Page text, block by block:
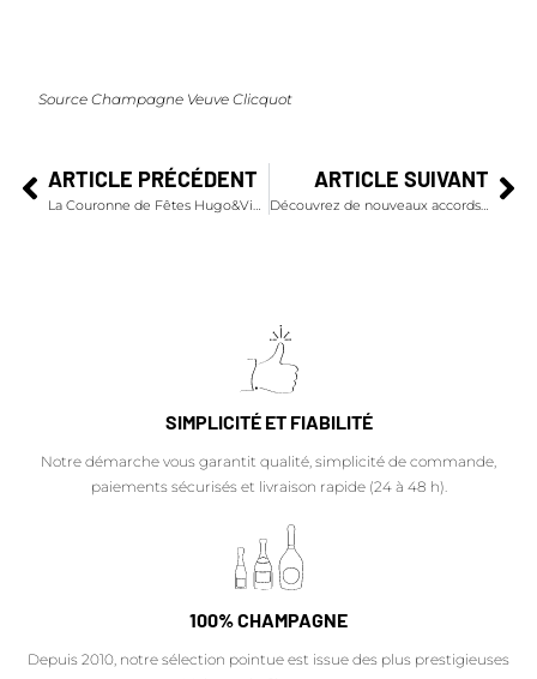
Source Champagne Veuve Clicquot
ARTICLE PRÉCÉDENT
La Couronne de Fêtes Hugo&Victor x Barons de Rothschild
ARTICLE SUIVANT
Découvrez de nouveaux accords parfaits avec la cuvée Rare millésime 2008
SIMPLICITÉ ET FIABILITÉ
Notre démarche vous garantit qualité, simplicité de commande,
paiements sécurisés et livraison rapide (24 à 48 h).
100% CHAMPAGNE
Depuis 2010, notre sélection pointue est issue des plus prestigieuses